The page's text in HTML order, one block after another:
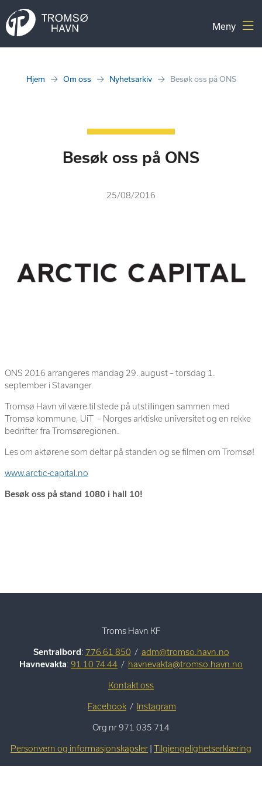
Hjem Om oss Nyhetsarkiv Besøk oss på ONS
Besøk oss på ONS
25/08/2016
ONS 2016 arrangeres mandag 29. august – torsdag 1.
september i Stavanger.
Tromsø Havn vil være til stede på utstillingen sammen med
Tromsø kommune, UiT – Norges arktiske universitet og en rekke
bedrifter fra Tromsøregionen.
Les om aktørene som deltar på standen og se filmen om Tromsø!
www.arctic-capital.no
Besøk oss på stand 1080 i hall 10!
Troms Havn KF
Sentralbord: 776 61 850 / adm@tromso.havn.no
Havnevakta: 91 10 74 44 / havnevakta@tromso.havn.no
Kontakt oss
Facebook / Instagram
Org nr 971 035 714
Personvern og informasjonskapsler Tilgjengelighetserklæring